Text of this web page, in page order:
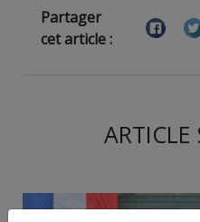
Partager
cet article :
ARTICLE